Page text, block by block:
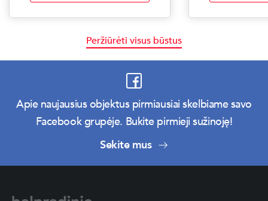
Peržiūrėti visus būstus
Apie naujausius objektus pirmiausiai skelbiame savo
Facebook grupėje. Bukite pirmieji sužinoję!
Sekite mus